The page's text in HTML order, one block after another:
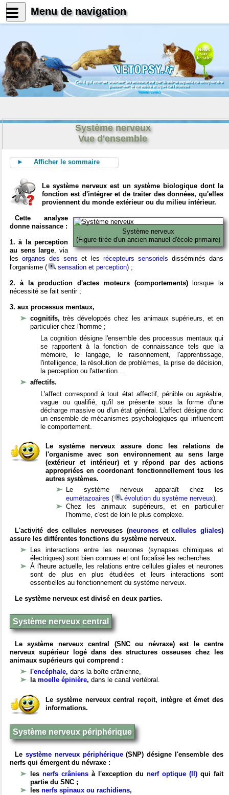
News
sur
le site
Celui qui connait vraiment les animaux est par là même capable de comprendre
pleinement le caractère unique de l'homme
Konrad Lorenz
Système nerveux
Vue d'ensemble
► Afficher le sommaire
Le système nerveux est un système biologique dont la
fonction est d'intégrer et de traiter des données, qu'elles
proviennent du monde extérieur ou du milieu intérieur.
Système nerveux
(Figure tirée d'un ancien manuel d'école primaire)
Cette analyse
donne naissance :
1. à la perception
au sens large, via
lesorganes des sens et les récepteurs sensoriels disséminés dans
l'organisme (
sensation et perception) ;
2. à la production d'actes moteurs (comportements)lorsque la
nécessité se fait sentir ;
3. aux processus mentaux,
cognitifs,très développés chez les animaux supérieurs, et en
particulier chez l'homme ;
La cognition désigne l'ensemble des processus mentaux qui
se rapportent à la fonction de connaissance tels que la
mémoire, le langage, le raisonnement, l'apprentissage,
l'intelligence, la résolution de problèmes, la prise de décision,
la perception ou l'attention…
affectifs.
L'affect correspond à tout état affectif, pénible ou agréable,
vague ou qualifié, qu'il se présente sous la forme d'une
décharge massive ou d'un état général. L'affect désigne donc
un ensemble de mécanismes psychologiques qui influencent
le comportement.
Le système nerveux assure donc les relations de
l'organisme avec son environnement au sens large
(extérieur et intérieur) et y répond par des actions
appropriées en coordonant fonctionnellement tous les
autres systèmes.
Le système nerveux apparaît chez les
eumétazoaires ( évolution du système nerveux).
Chez les animaux supérieurs, et en particulier
l'homme, c'est de loin le plus complexe.
L'activité des cellules nerveuses (neuronesetcellules gliales)
assure les différentes fonctions du système nerveux.
Les interactions entre les neurones (synapses chimiques et
électriques) sont bien connues et ont focalisé les recherches.
À l'heure actuelle, les relations entre cellules gliales et neurones
sont de plus en plus étudiées et leurs interactions sont
essentielles au fonctionnement du système nerveux.
Le système nerveux est divisé en deux parties.
Système nerveux central
Le système nerveux central (SNC ou névraxe) est le centre
nerveux supérieur logé dans des structures osseuses chez les
animaux supérieurs qui comprend :
l'encéphale, dans la boîte crânienne,
la moelle épinière, dans le canal vertébral.
Le système nerveux central reçoit, intègre et émet des
informations.
Système nerveux périphérique
Le système nerveux périphérique(SNP) désigne l'ensemble des
nerfs qui émergent du névraxe :
les nerfs crâniens à l'exception du nerf optique (II) qui fait
partie du SNC ;
les nerfs spinaux ou rachidiens,
Menu de navigation